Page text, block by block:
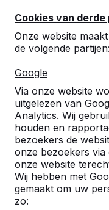
Cookies van derde
Onze website
de volgende partijen:
Google
Via onze website
uitgelezen van
Analytics. Wij
houden en
bezoekers de
onze bezoekers via
onze website
Wij hebben met
gemaakt om uw
zo:
kwaliteit en
Onze leerlingen
genieten.
Facilitaire Zaken
9
Perfect, niks op
Sterken